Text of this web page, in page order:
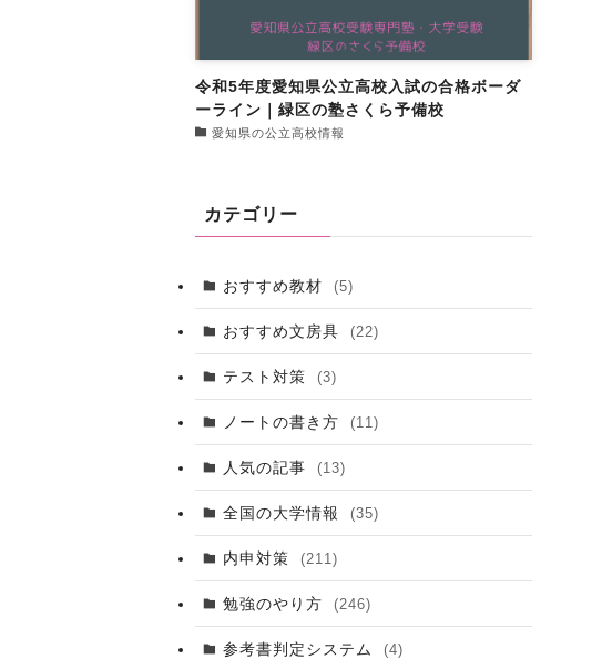
令和5年度愛知県公立高校入試の合格ボーダ
ーライン｜緑区の塾さくら予備校
愛知県の公立高校情報
カテゴリー
おすすめ教材 (5)
おすすめ文房具 (22)
テスト対策 (3)
ノートの書き方 (11)
人気の記事 (13)
全国の大学情報 (35)
内申対策 (211)
勉強のやり方 (246)
参考書判定システム (4)